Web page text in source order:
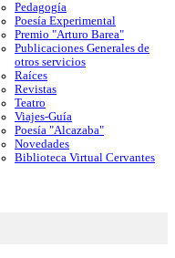
Pedagogía
Poesía Experimental
Premio "Arturo Barea"
Publicaciones Generales de
otros servicios
Raíces
Revistas
Teatro
Viajes-Guía
Poesía "Alcazaba"
Novedades
Biblioteca Virtual Cervantes